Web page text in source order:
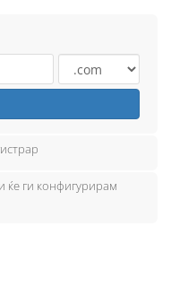
ќе ги конфигурирам